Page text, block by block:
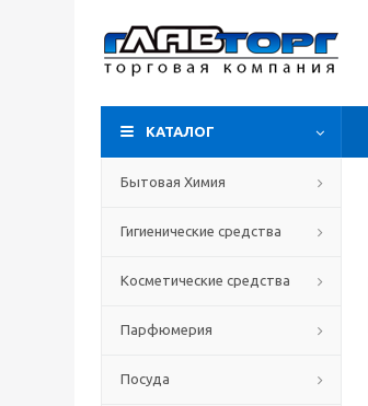
КАТАЛОГ
Бытовая Химия
Гигиенические средства
Косметические средства
Парфюмерия
Посуда